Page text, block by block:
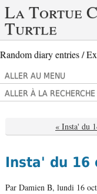
La Tortue
Turtle
Random diary entries /
ALLER AU MENU
ALLER À LA RECHERCHE
« Insta' du
Insta' du 16
Par Damien B, lundi 16